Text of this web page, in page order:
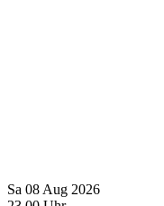
Sa 08 Aug 2026